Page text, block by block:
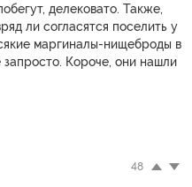
делековато. Также,
ли согласятся поселить у
маргиналы-нищеброды в
Короче, они нашли
48